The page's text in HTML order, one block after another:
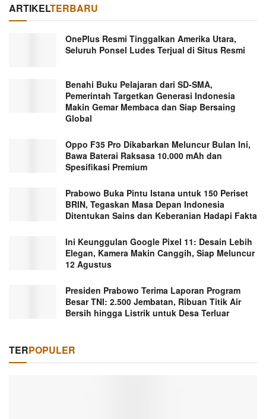
ARTIKELTERBARU
OnePlus Resmi Tinggalkan Amerika Utara,
Seluruh Ponsel Ludes Terjual di Situs Resmi
Benahi Buku Pelajaran dari SD-SMA,
Pemerintah Targetkan Generasi Indonesia
Makin Gemar Membaca dan Siap Bersaing
Global
Oppo F35 Pro Dikabarkan Meluncur Bulan Ini,
Bawa Baterai Raksasa 10.000 mAh dan
Spesifikasi Premium
Prabowo Buka Pintu Istana untuk 150 Periset
BRIN, Tegaskan Masa Depan Indonesia
Ditentukan Sains dan Keberanian Hadapi Fakta
Ini Keunggulan Google Pixel 11: Desain Lebih
Elegan, Kamera Makin Canggih, Siap Meluncur
12 Agustus
Presiden Prabowo Terima Laporan Program
Besar TNI: 2.500 Jembatan, Ribuan Titik Air
Bersih hingga Listrik untuk Desa Terluar
TERPOPULER